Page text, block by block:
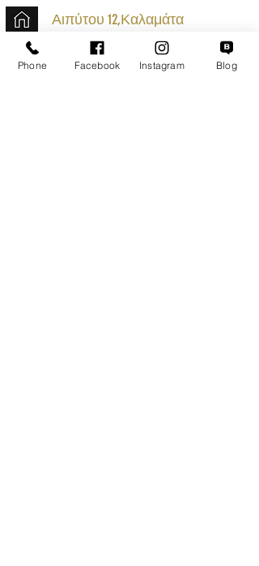
Αιπύτου 12,Καλαμάτα
+30 2721020701
Phone Facebook Instagram Blog